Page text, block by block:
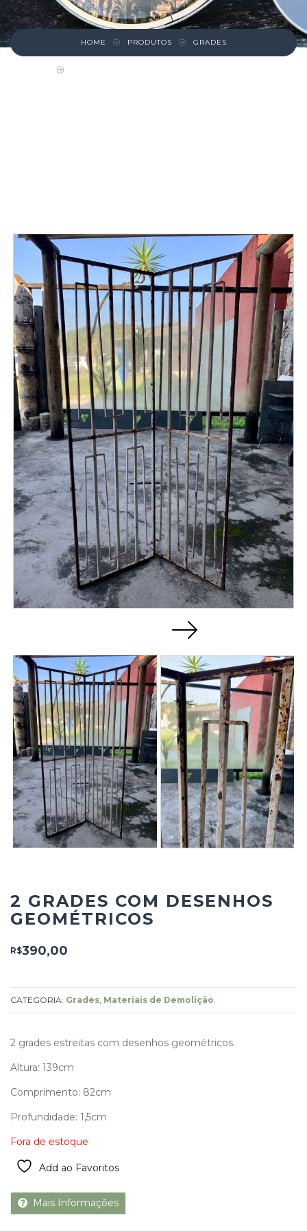
HOME PRODUTOS GRADES
2 GRADES COM DESENHOS
GEOMÉTRICOS
R$390,00
CATEGORIA: Grades Materiais de Demolição
2 grades estreitas com desenhos geométricos.
Altura: 139cm
Comprimento: 82cm
Profundidade: 1,5cm
Fora de estoque
Add ao Favoritos
Mais Informações